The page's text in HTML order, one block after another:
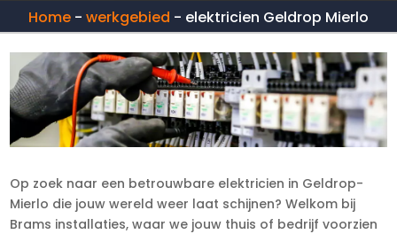
Home - werkgebied - elektricien Geldrop Mierlo
Op zoek naar een betrouwbare elektricien in Geldrop-
Mierlo die jouw wereld weer laat schijnen? Welkom bij
Brams installaties, waar we jouw thuis of bedrijf voorzien